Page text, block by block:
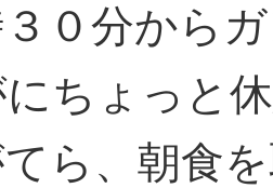
０分から
ちょっと
ら、朝食